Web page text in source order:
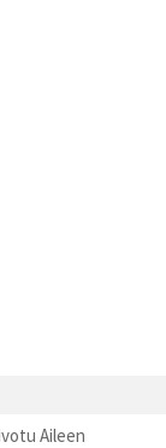
Aileen